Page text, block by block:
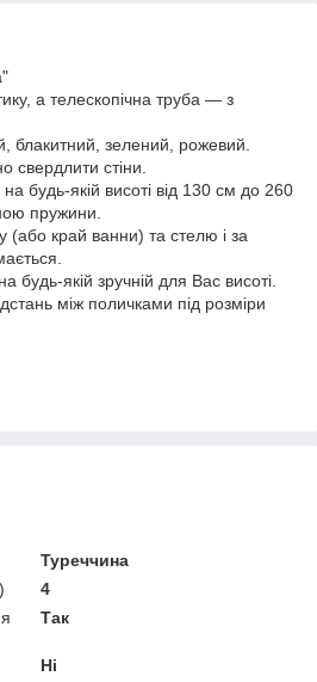
а телескопічна труба ― з
блакитний, зелений, рожевий.
свердлити стіни.
будь-якій висоті від 130 см до 260
пружини.
(або край ванни) та стелю і за
будь-якій зручній для Вас висоті.
між поличками під розміри
Туреччина
4
Так
Ні